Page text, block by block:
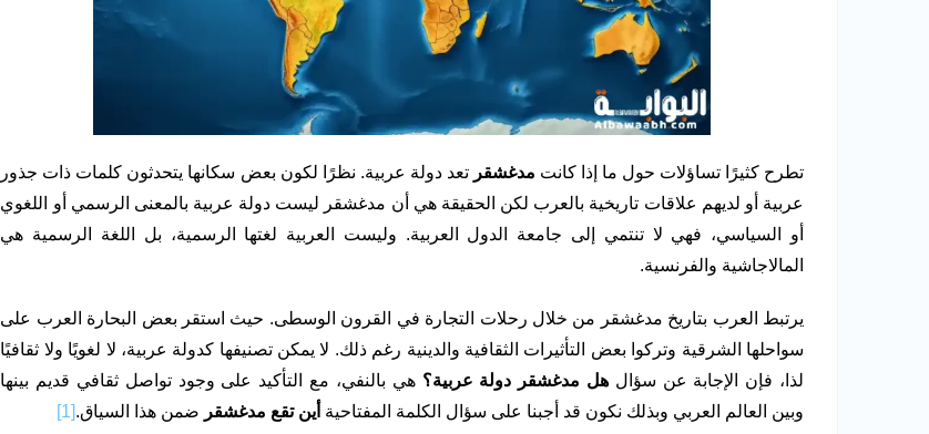
تطرح كثيرًا تساؤلات حول ما إذا كانت مدغشقر تعد دولة عربية. نظرًا لكون بعض سكانها يتحدثون كلمات ذات جذور
عربية أو لديهم علاقات تاريخية بالعرب لكن الحقيقة هي أن مدغشقر ليست دولة عربية بالمعنى الرسمي أو اللغوي
أو السياسي، فهي لا تنتمي إلى جامعة الدول العربية. وليست العربية لغتها الرسمية، بل اللغة الرسمية هي
المالاجاشية والفرنسية.
يرتبط العرب بتاريخ مدغشقر من خلال رحلات التجارة في القرون الوسطى. حيث استقر بعض البحارة العرب على
سواحلها الشرقية وتركوا بعض التأثيرات الثقافية والدينية رغم ذلك. لا يمكن تصنيفها كدولة عربية، لا لغويًا ولا ثقافيًا
لذا، فإن الإجابة عن سؤالهل مدغشقر دولة عربية؟ هي بالنفي، مع التأكيد على وجود تواصل ثقافي قديم بينها
وبين العالم العربي وبذلك نكون قد أجبنا على سؤال الكلمة المفتاحية أين تقع مدغشقر ضمن هذا السياق.[1]